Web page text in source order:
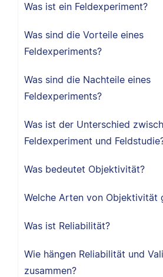
Was ist ein Feldexperiment?
Was sind die Vorteile eines
Feldexperiments?
Was sind die Nachteile eines
Feldexperiments?
Was ist der Unterschied
Feldexperiment und
Was bedeutet Objektivität?
Welche Arten von Objektivität
Was ist Reliabilität?
Wie hängen Reliabilität und
zusammen?